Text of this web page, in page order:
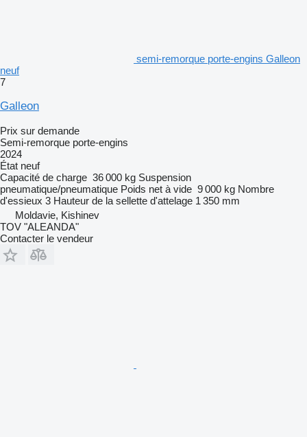
semi-remorque porte-engins Galleon
neuf
7
Galleon
Prix sur demande
Semi-remorque porte-engins
2024
État neuf
Capacité de charge 36 000 kg Suspension
pneumatique/pneumatique Poids net à vide 9 000 kg Nombre
d'essieux 3 Hauteur de la sellette d'attelage 1 350 mm
Moldavie, Kishinev
TOV "ALEANDA"
Contacter le vendeur